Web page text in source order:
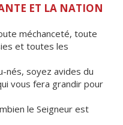
ET LA NATION
méchanceté, toute
et toutes les
nés, soyez avides du
vous fera grandir pour
le Seigneur est